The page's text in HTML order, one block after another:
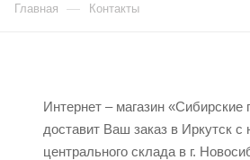
Главная — Контакты
Интернет – магазин «Сибирские
доставит Ваш заказ в Иркутск с
центрального склада в г.